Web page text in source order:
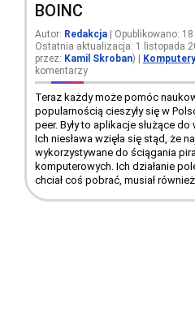
BOINC
Autor: Redakcja | Opublikowano:
Ostatnia aktualizacja: 1 listopada
przez: Kamil Skroban)
komentarzy
Teraz każdy może pomóc
popularnością cieszyły się w
peer. Były to aplikacje służące
Ich niesława wzięła się stąd, że
wykorzystywane do ściągania
komputerowych. Ich działanie
chciał coś pobrać, musiał